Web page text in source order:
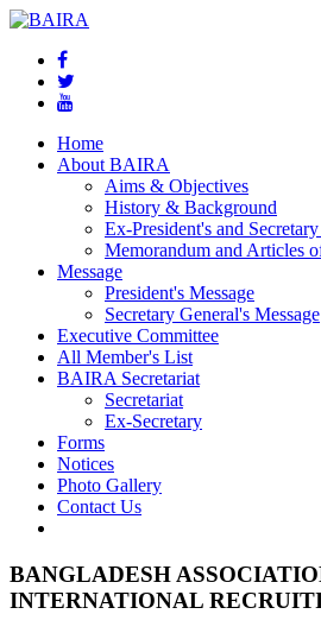
Home
About BAIRA
Aims & Objectives
History & Background
Ex-President's and
Memorandum and Articles
Message
President's Message
Secretary General's Message
Executive Committee
All Member's List
BAIRA Secretariat
Secretariat
Ex-Secretary
Forms
Notices
Photo Gallery
Contact Us
BANGLADESH
INTERNATIONAL